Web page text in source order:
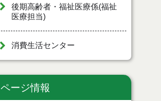
後期高齢者・福祉医療係(福祉
医療担当)
消費生活センター
ページ情報